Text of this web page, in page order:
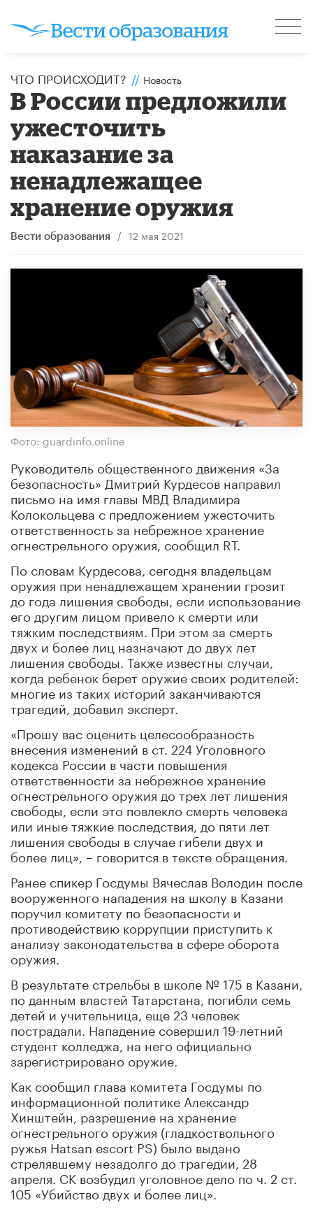
ЧТО ПРОИСХОДИТ? // Новость
В России предложили
ужесточить
наказание за
ненадлежащее
хранение оружия
Вести образования / 12 мая 2021
Фото: guardinfo.online
Руководитель общественного движения «За
безопасность» Дмитрий Курдесов направил
письмо на имя главы МВД Владимира
Колокольцева с предложением ужесточить
ответственность за небрежное хранение
огнестрельного оружия, сообщил RT.
По словам Курдесова, сегодня владельцам
оружия при ненадлежащем хранении грозит
до года лишения свободы, если использование
его другим лицом привело к смерти или
тяжким последствиям. При этом за смерть
двух и более лиц назначают до двух лет
лишения свободы. Также известны случаи,
когда ребенок берет оружие своих родителей:
многие из таких историй заканчиваются
трагедий, добавил эксперт.
«Прошу вас оценить целесообразность
внесения изменений в ст. 224 Уголовного
кодекса России в части повышения
ответственности за небрежное хранение
огнестрельного оружия до трех лет лишения
свободы, если это повлекло смерть человека
или иные тяжкие последствия, до пяти лет
лишения свободы в случае гибели двух и
более лиц», – говорится в тексте обращения.
Ранее спикер Госдумы Вячеслав Володин после
вооруженного нападения на школу в Казани
поручил комитету по безопасности и
противодействию коррупции приступить к
анализу законодательства в сфере оборота
оружия.
В результате стрельбы в школе № 175 в Казани,
по данным властей Татарстана, погибли семь
детей и учительница, еще 23 человек
пострадали. Нападение совершил 19-летний
студент колледжа, на него официально
зарегистрировано оружие.
Как сообщил глава комитета Госдумы по
информационной политике Александр
Хинштейн, разрешение на хранение
огнестрельного оружия (гладкоствольного
ружья Hatsan escort PS) было выдано
стрелявшему незадолго до трагедии, 28
апреля. СК возбудил уголовное дело по ч. 2 ст.
105 «Убийство двух и более лиц».